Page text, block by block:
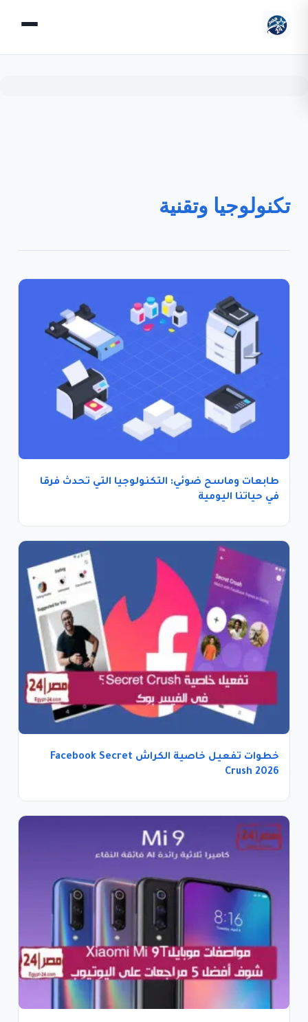
تكنولوجيا وتقنية
طابعات وماسح ضوئي: التكنولوجيا التي تُحدث فرقًا
في حياتنا اليومية
خطوات تفعيل خاصية الكراش Facebook Secret
Crush 2026